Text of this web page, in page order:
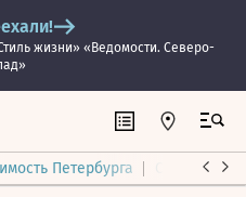
жизни» «Ведомости. Северо-
Петербурга Ситуация